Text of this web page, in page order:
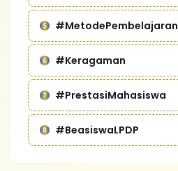
#MetodePembelajaran
#Keragaman
#PrestasiMahasiswa
#BeasiswaLPDP